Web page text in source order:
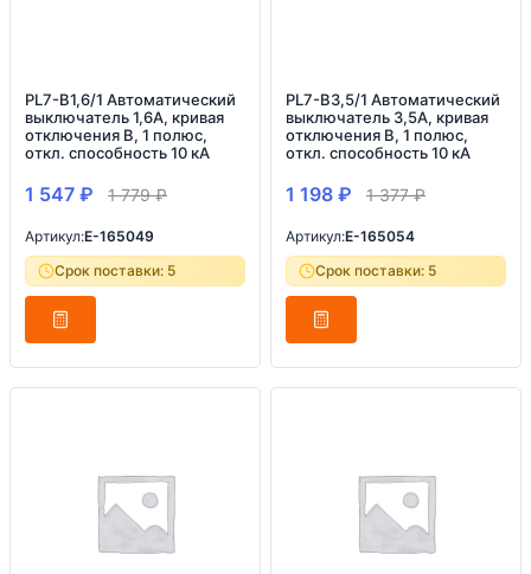
PL7-B1,6/1 Автоматический
выключатель 1,6А, кривая
отключения B, 1 полюс,
откл. способность 10 кА
1 547 ₽ 1 779₽
Артикул:E-165049
Срок поставки: 5
PL7-B3,5/1 Автоматический
выключатель 3,5А, кривая
отключения B, 1 полюс,
откл. способность 10 кА
1 198 ₽ 1 377₽
Артикул:E-165054
Срок поставки: 5